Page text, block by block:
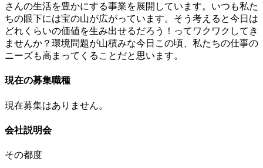
さんの生活を豊かにする事業を展開しています。いつも私た
ちの眼下には宝の山が広がっています。そう考えると今日は
どれくらいの価値を生み出せるだろう！ってワクワクしてき
ませんか？環境問題が山積みな今日この頃、私たちの仕事の
ニーズも高まってくることだと思います。
現在の募集職種
現在募集はありません。
会社説明会
その都度